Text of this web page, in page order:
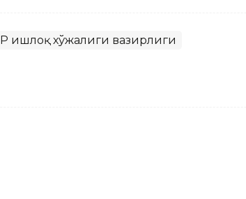
ҚР Қишлоқ хўжалиги вазирлиги